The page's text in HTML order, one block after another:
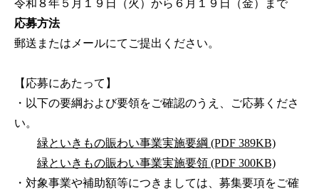
令和８年５月１９日（火）から６月１９日（金）まで
応募方法
郵送またはメールにてご提出ください。
【応募にあたって】
・以下の要綱および要領をご確認のうえ、ご応募くださ
い。
緑といきもの賑わい事業実施要綱 (PDF 389KB)
緑といきもの賑わい事業実施要領 (PDF 300KB)
・対象事業や補助額等につきましては、募集要項をご確